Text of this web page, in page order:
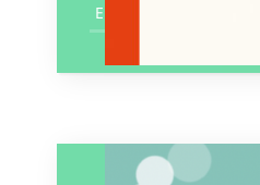
En savoir plus